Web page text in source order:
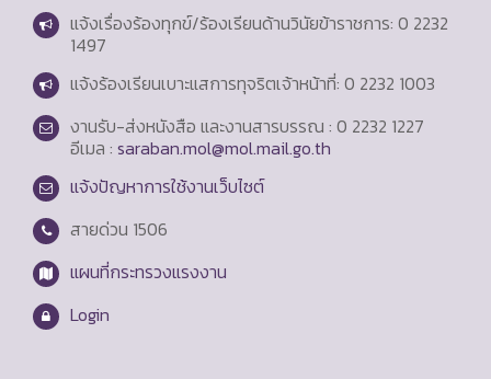
แจ้งเรื่องร้องทุกข์/ร้องเรียนด้านวินัยข้าราชการ: 0 2232
1497
แจ้งร้องเรียนเบาะแสการทุจริตเจ้าหน้าที่: 0 2232 1003
งานรับ-ส่งหนังสือ และงานสารบรรณ : 0 2232 1227
อีเมล : saraban.mol@mol.mail.go.th
แจ้งปัญหาการใช้งานเว็บไซต์
สายด่วน 1506
แผนที่กระทรวงแรงงาน
Login